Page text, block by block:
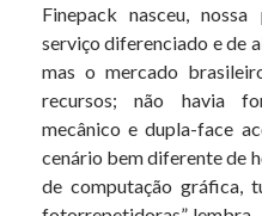
Finepack nasceu,
serviço diferenciado e de
mas o mercado
recursos; não havia
mecânico e dupla-face
cenário bem diferente de
de computação gráfica,